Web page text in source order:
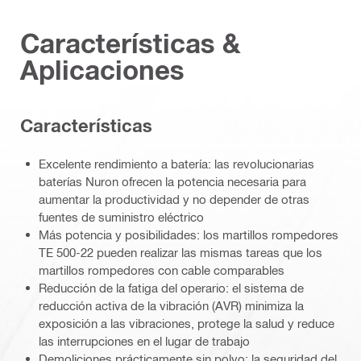
Características &
Aplicaciones
Caracterí­sticas
Excelente rendimiento a batería: las revolucionarias
baterías Nuron ofrecen la potencia necesaria para
aumentar la productividad y no depender de otras
fuentes de suministro eléctrico
Más potencia y posibilidades: los martillos rompedores
TE 500-22 pueden realizar las mismas tareas que los
martillos rompedores con cable comparables
Reducción de la fatiga del operario: el sistema de
reducción activa de la vibración (AVR) minimiza la
exposición a las vibraciones, protege la salud y reduce
las interrupciones en el lugar de trabajo